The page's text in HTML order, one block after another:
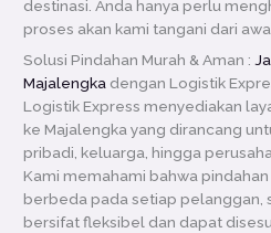
destinasi. Anda hanya perlu
proses akan kami tangani dari
Solusi Pindahan Murah & Aman :
Majalengka dengan Logistik
Logistik Express menyediakan
ke Majalengka yang dirancang
pribadi, keluarga, hingga
Kami memahami bahwa
berbeda pada setiap pelanggan,
bersifat fleksibel dan dapat